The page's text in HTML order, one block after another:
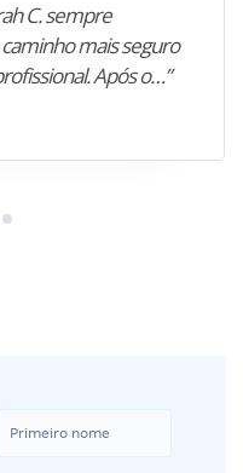
C. sempre
mais seguro
Após o…”